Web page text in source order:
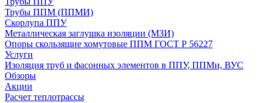
Трубы ППМ (ППМИ)
Скорлупа ППУ
Металлическая заглушка изоляции (МЗИ)
Опоры скользящие хомутовые ППМ ГОСТ Р 56227
Услуги
Изоляция труб и фасонных элементов в ППУ, ППМи, ВУС
Обзоры
Акции
Расчет теплотрассы